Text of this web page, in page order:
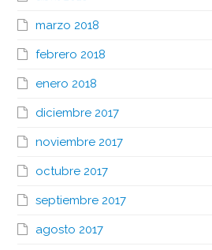
marzo 2018
febrero 2018
enero 2018
diciembre 2017
noviembre 2017
octubre 2017
septiembre 2017
agosto 2017